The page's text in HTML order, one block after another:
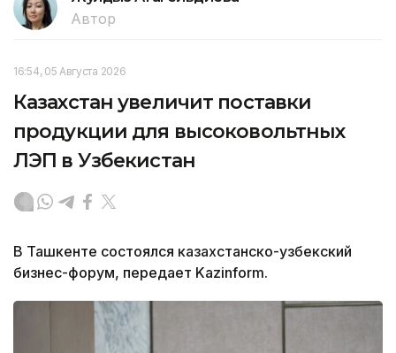
Автор
16:54, 05 Августа 2026
Казахстан увеличит поставки
продукции для высоковольтных
ЛЭП в Узбекистан
В Ташкенте состоялся казахстанско-узбекский
бизнес-форум, передает Kazinform.